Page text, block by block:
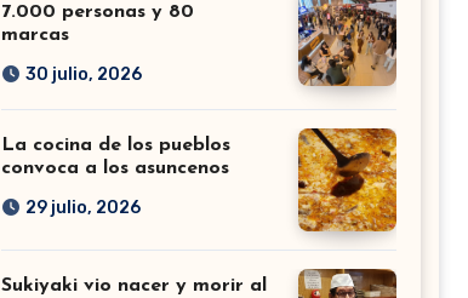
7.000 personas y 80
marcas
30 julio, 2026
La cocina de los pueblos
convoca a los asuncenos
29 julio, 2026
Sukiyaki vio nacer y morir al